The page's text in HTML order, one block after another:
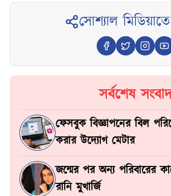
সোশ্যাল
সর্বশেষ
ফেসবুক বিজ্ঞাপনের বিল
করার উদ্যোগ মেটার
জন্মের পর অন্য পরিবারের
রানি মুখার্জি